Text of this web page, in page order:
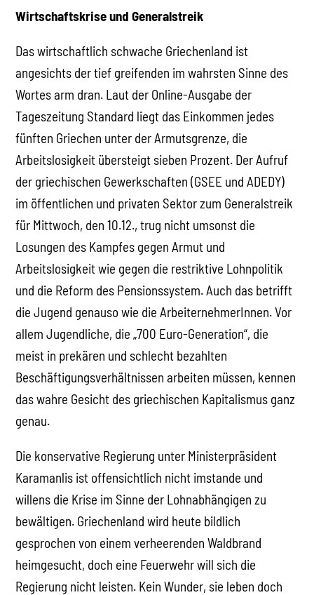
Wirtschaftskrise und Generalstreik
Das wirtschaftlich schwache Griechenland ist
angesichts der tief greifenden im wahrsten Sinne des
Wortes arm dran. Laut der Online-Ausgabe der
Tageszeitung Standard liegt das Einkommen jedes
fünften Griechen unter der Armutsgrenze, die
Arbeitslosigkeit übersteigt sieben Prozent. Der Aufruf
der griechischen Gewerkschaften (GSEE und ADEDY)
im öffentlichen und privaten Sektor zum Generalstreik
für Mittwoch, den 10.12., trug nicht umsonst die
Losungen des Kampfes gegen Armut und
Arbeitslosigkeit wie gegen die restriktive Lohnpolitik
und die Reform des Pensionssystem. Auch das betrifft
die Jugend genauso wie die ArbeiternehmerInnen. Vor
allem Jugendliche, die „700 Euro-Generation“, die
meist in prekären und schlecht bezahlten
Beschäftigungsverhältnissen arbeiten müssen, kennen
das wahre Gesicht des griechischen Kapitalismus ganz
genau.
Die konservative Regierung unter Ministerpräsident
Karamanlis ist offensichtlich nicht imstande und
willens die Krise im Sinne der Lohnabhängigen zu
bewältigen. Griechenland wird heute bildlich
gesprochen von einem verheerenden Waldbrand
heimgesucht, doch eine Feuerwehr will sich die
Regierung nicht leisten. Kein Wunder, sie leben doch